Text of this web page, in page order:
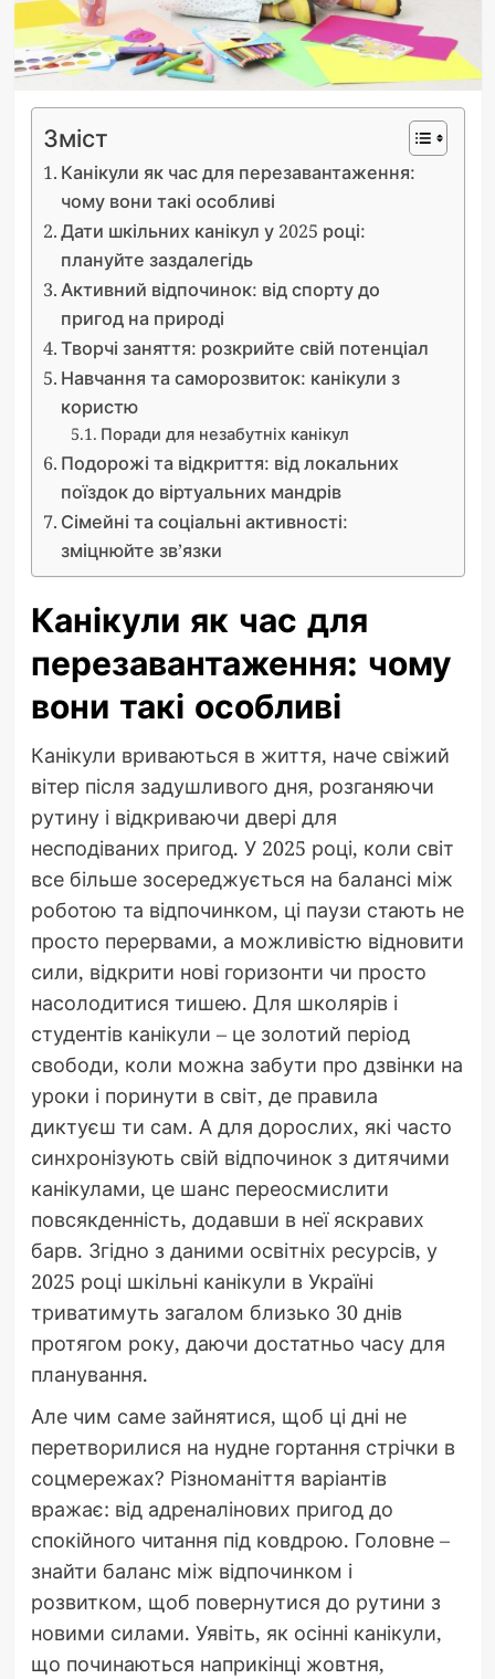
Зміст
Канікули як час для перезавантаження:
чому вони такі особливі
Дати шкільних канікул у 2025 році:
плануйте заздалегідь
Активний відпочинок: від спорту до
пригод на природі
Творчі заняття: розкрийте свій потенціал
Навчання та саморозвиток: канікули з
користю
Поради для незабутніх канікул
Подорожі та відкриття: від локальних
поїздок до віртуальних мандрів
Сімейні та соціальні активності:
зміцнюйте зв’язки
Канікули як час для
перезавантаження: чому
вони такі особливі
Канікули вриваються в життя, наче свіжий
вітер після задушливого дня, розганяючи
рутину і відкриваючи двері для
несподіваних пригод. У 2025 році, коли світ
все більше зосереджується на балансі між
роботою та відпочинком, ці паузи стають не
просто перервами, а можливістю відновити
сили, відкрити нові горизонти чи просто
насолодитися тишею. Для школярів і
студентів канікули – це золотий період
свободи, коли можна забути про дзвінки на
уроки і поринути в світ, де правила
диктуєш ти сам. А для дорослих, які часто
синхронізують свій відпочинок з дитячими
канікулами, це шанс переосмислити
повсякденність, додавши в неї яскравих
барв. Згідно з даними освітніх ресурсів, у
2025 році шкільні канікули в Україні
триватимуть загалом близько 30 днів
протягом року, даючи достатньо часу для
планування.
Але чим саме зайнятися, щоб ці дні не
перетворилися на нудне гортання стрічки в
соцмережах? Різноманіття варіантів
вражає: від адреналінових пригод до
спокійного читання під ковдрою. Головне –
знайти баланс між відпочинком і
розвитком, щоб повернутися до рутини з
новими силами. Уявіть, як осінні канікули,
що починаються наприкінці жовтня,